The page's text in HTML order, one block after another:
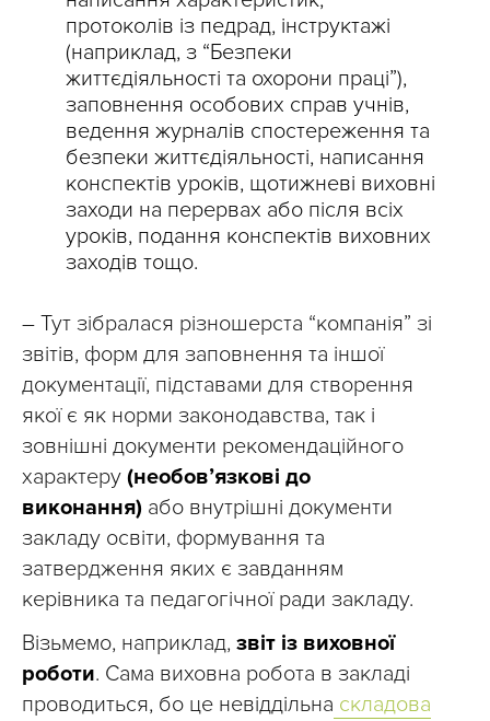
протоколів із педрад, інструктажі
(наприклад, з “Безпеки
життєдіяльності та охорони праці”),
заповнення особових справ учнів,
ведення журналів спостереження та
безпеки життєдіяльності, написання
конспектів уроків, щотижневі виховні
заходи на перервах або після всіх
уроків, подання конспектів виховних
заходів тощо.
– Тут зібралася різношерста “компанія” зі
звітів, форм для заповнення та іншої
документації, підставами для створення
якої є як норми законодавства, так і
зовнішні документи рекомендаційного
характеру (необов’язкові до
виконання) або внутрішні документи
закладу освіти, формування та
затвердження яких є завданням
керівника та педагогічної ради закладу.
Візьмемо, наприклад, звіт із виховної
роботи. Сама виховна робота в закладі
проводиться, бо це невіддільна складова